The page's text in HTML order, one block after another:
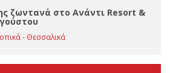
100 χρόνια πριν για 5η
- Θεσσαλικά
ζωντανά στο Ανάντι Resort &